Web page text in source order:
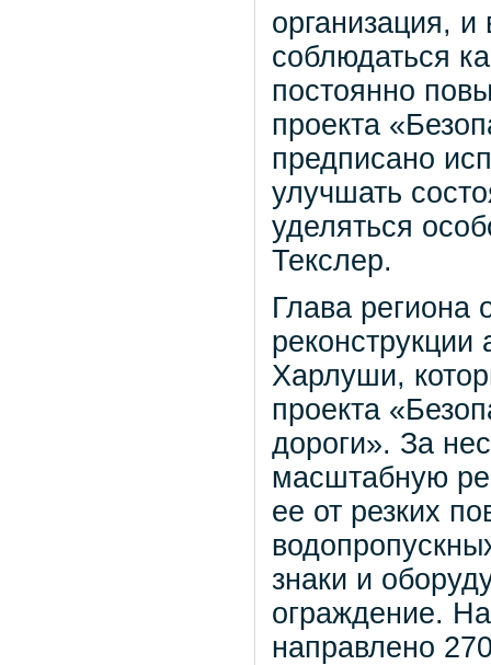
организация, и
соблюдаться
постоянно
проекта
предписано
улучшать
уделяться
Текслер.
Глава региона
Харлуши,
проекта
дороги». За
масштабную
ее от резких
знаки и
ограждение.
направлено